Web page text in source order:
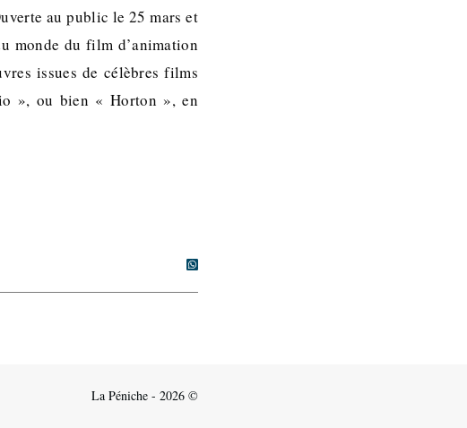
au public le 25 mars et
monde du film d’animation
issues de célèbres films
», ou bien « Horton », en
La Péniche - 2026 ©